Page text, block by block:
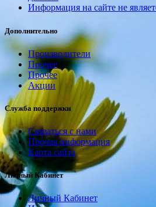
Информация на сайте не
Дополнительно
Производители
Прочее
Прочее
Акции
Служба поддержки
Связаться с нами
Прочая информация
Карта сайта
Личный Кабинет
Личный Кабинет